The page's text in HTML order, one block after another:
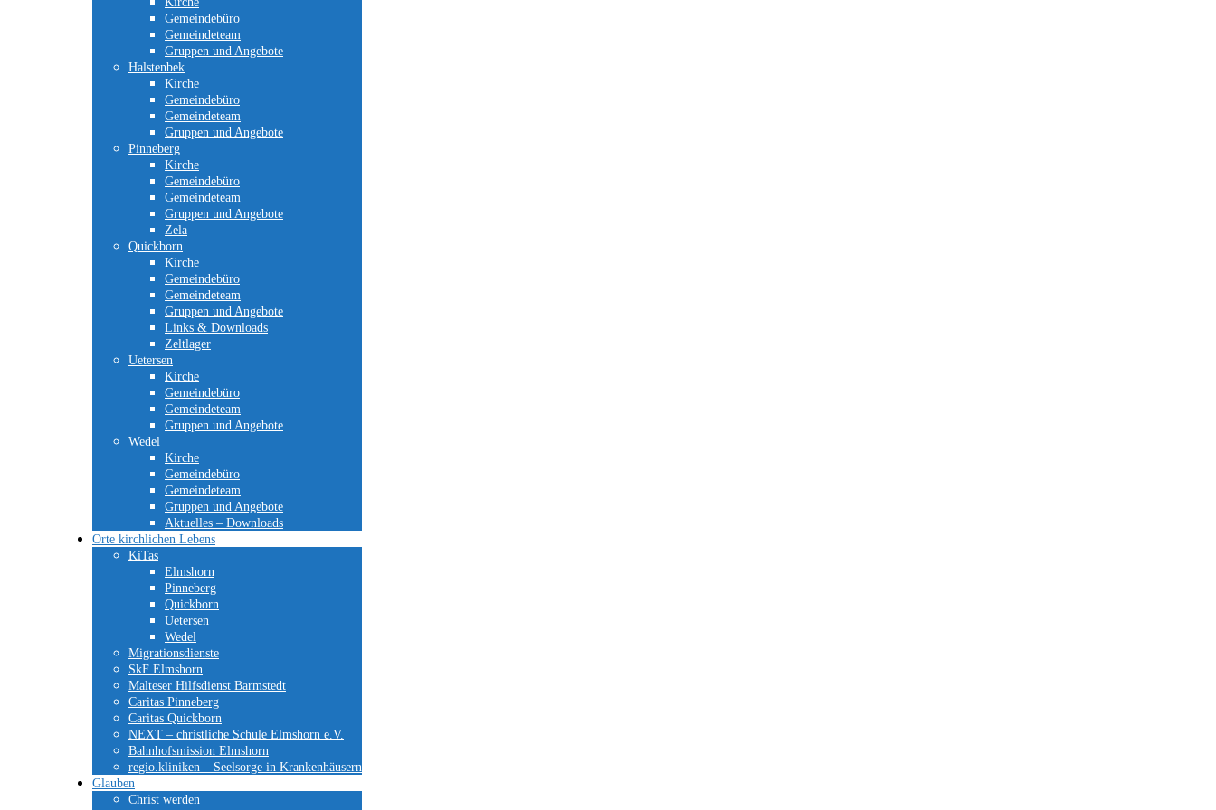
Gemeindebüro
Gemeindeteam
Gruppen und Angebote
Halstenbek
Kirche
Gemeindebüro
Gemeindeteam
Gruppen und Angebote
Pinneberg
Kirche
Gemeindebüro
Gemeindeteam
Gruppen und Angebote
Zela
Quickborn
Kirche
Gemeindebüro
Gemeindeteam
Gruppen und Angebote
Links & Downloads
Zeltlager
Uetersen
Kirche
Gemeindebüro
Gemeindeteam
Gruppen und Angebote
Wedel
Kirche
Gemeindebüro
Gemeindeteam
Gruppen und Angebote
Aktuelles – Downloads
Orte kirchlichen Lebens
KiTas
Elmshorn
Pinneberg
Quickborn
Uetersen
Wedel
Migrationsdienste
SkF Elmshorn
Malteser Hilfsdienst Barmstedt
Caritas Pinneberg
Caritas Quickborn
NEXT – christliche Schule Elmshorn e.V.
Bahnhofsmission Elmshorn
regio.kliniken – Seelsorge in Krankenhäusern
Glauben
Christ werden